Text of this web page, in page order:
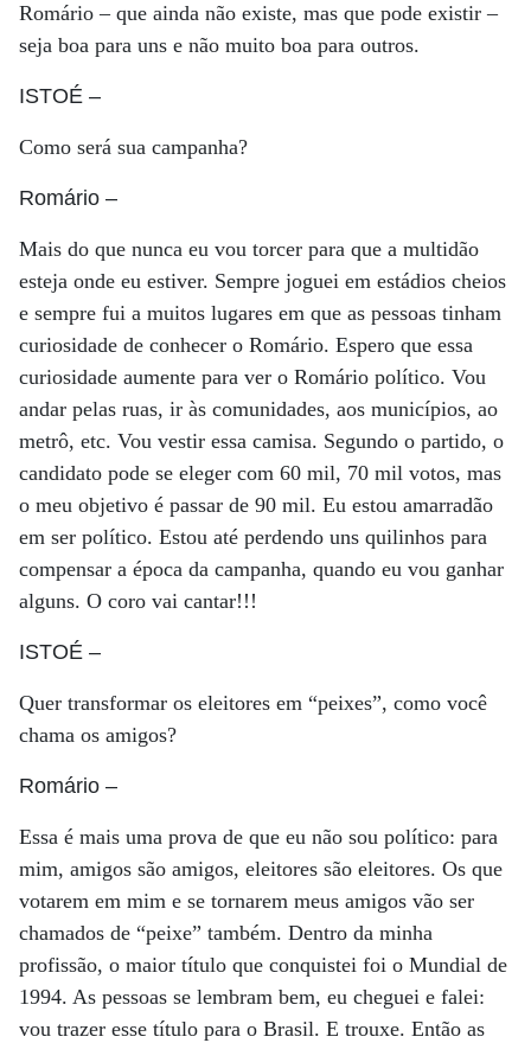
Romário – que ainda não existe, mas que pode existir –
seja boa para uns e não muito boa para outros.
ISTOÉ –
Como será sua campanha?
Romário –
Mais do que nunca eu vou torcer para que a multidão
esteja onde eu estiver. Sempre joguei em estádios cheios
e sempre fui a muitos lugares em que as pessoas tinham
curiosidade de conhecer o Romário. Espero que essa
curiosidade aumente para ver o Romário político. Vou
andar pelas ruas, ir às comunidades, aos municípios, ao
metrô, etc. Vou vestir essa camisa. Segundo o partido, o
candidato pode se eleger com 60 mil, 70 mil votos, mas
o meu objetivo é passar de 90 mil. Eu estou amarradão
em ser político. Estou até perdendo uns quilinhos para
compensar a época da campanha, quando eu vou ganhar
alguns. O coro vai cantar!!!
ISTOÉ –
Quer transformar os eleitores em “peixes”, como você
chama os amigos?
Romário –
Essa é mais uma prova de que eu não sou político: para
mim, amigos são amigos, eleitores são eleitores. Os que
votarem em mim e se tornarem meus amigos vão ser
chamados de “peixe” também. Dentro da minha
profissão, o maior título que conquistei foi o Mundial de
1994. As pessoas se lembram bem, eu cheguei e falei:
vou trazer esse título para o Brasil. E trouxe. Então as